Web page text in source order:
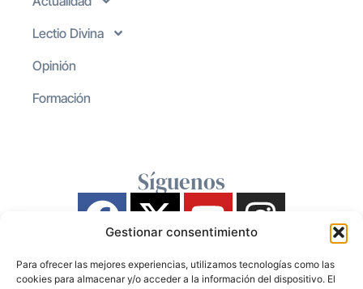
Gestionar consentimiento
Para ofrecer las mejores experiencias, utilizamos tecnologías como las
cookies para almacenar y/o acceder a la información del dispositivo. El
Lectio Divina
Opinión
Formación
Síguenos